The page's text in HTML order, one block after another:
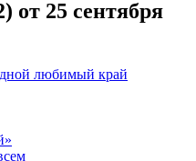
от 25 сентября
любимый край